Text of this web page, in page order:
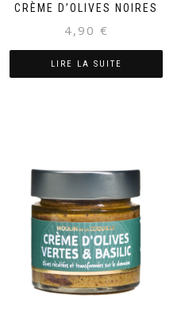
CRÈME D’OLIVES NOIRES
4,90 €
LIRE LA SUITE